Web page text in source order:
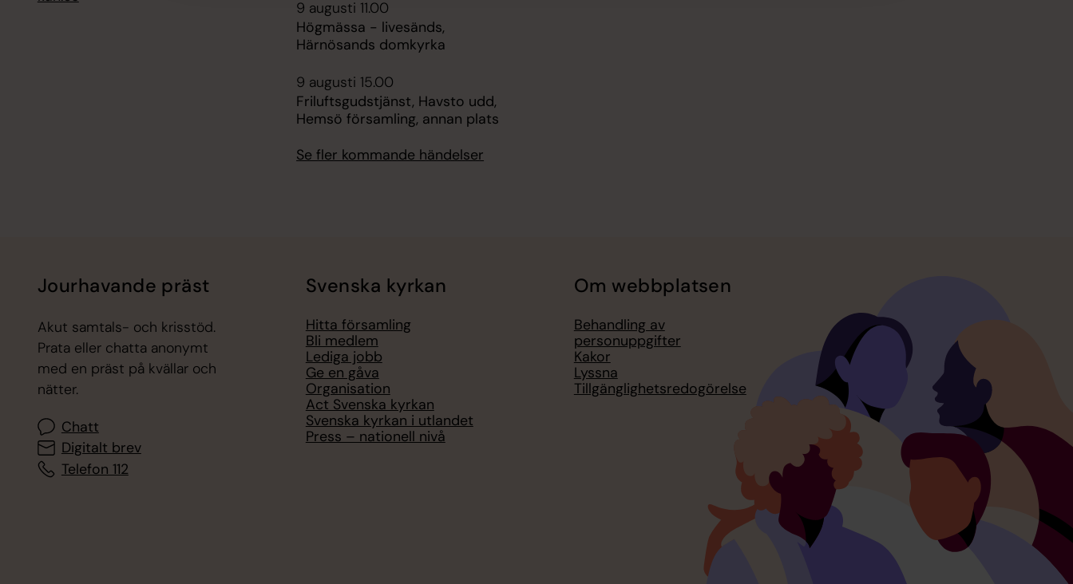
9 augusti 11.00
Högmässa - livesänds,
Härnösands domkyrka
9 augusti 15.00
Friluftsgudstjänst, Havsto udd,
Hemsö församling, annan plats
Se fler kommande händelser
Jourhavande präst
Akut samtals- och krisstöd.
Prata eller chatta anonymt
med en präst på kvällar och
nätter.
Chatt
Digitalt brev
Telefon 112
Svenska kyrkan
Hitta församling
Bli medlem
Lediga jobb
Ge en gåva
Organisation
Act Svenska kyrkan
Svenska kyrkan i utlandet
Press – nationell nivå
Om webbplatsen
Behandling av
personuppgifter
Kakor
Lyssna
Tillgänglighetsredogörelse